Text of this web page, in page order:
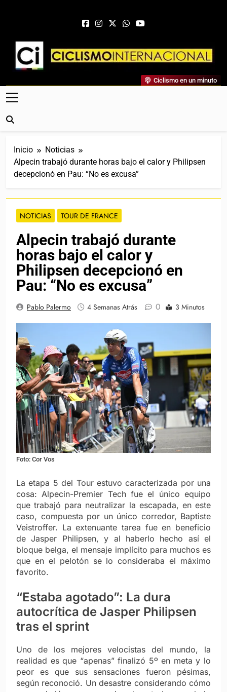
Ciclismo Internacional
Web Dedicada Al Ciclismo Mundial. Entrevistas, Análisis,
Crónicas, Previas Y Más. La Web Ciclista De Referencia.
Ciclismo en un minuto
Inicio
Noticias
Alpecin trabajó durante horas bajo el calor y Philipsen
decepcionó en Pau: “No es excusa”
NOTICIAS TOUR DE FRANCE
Alpecin trabajó durante
horas bajo el calor y
Philipsen decepcionó en
Pau: “No es excusa”
Pablo Palermo 4 Semanas Atrás 0 3 Minutos
Foto: Cor Vos
La etapa 5 del Tour estuvo caracterizada por una
cosa: Alpecin-Premier Tech fue el único equipo
que trabajó para neutralizar la escapada, en este
caso, compuesta por un único corredor, Baptiste
Veistroffer. La extenuante tarea fue en beneficio
de Jasper Philipsen, y al haberlo hecho así el
bloque belga, el mensaje implícito para muchos es
que en el pelotón se lo consideraba el máximo
favorito.
“Estaba agotado”: La dura
autocrítica de Jasper Philipsen
tras el sprint
Uno de los mejores velocistas del mundo, la
realidad es que “apenas” finalizó 5º en meta y lo
peor es que sus sensaciones fueron pésimas,
según reconoció. Un desastre considerando cómo